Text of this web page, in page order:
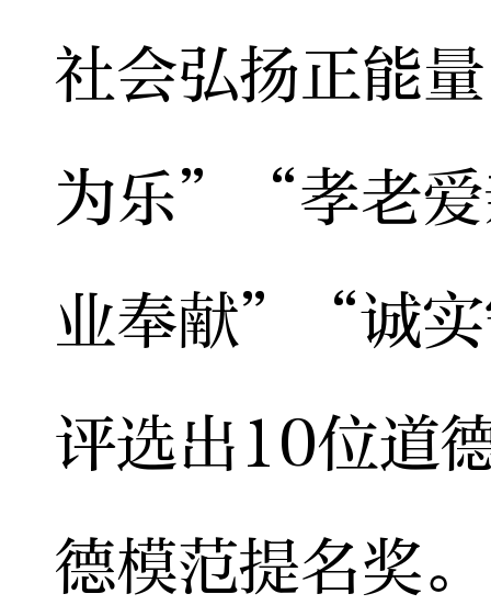
社会弘扬正能
为乐”“孝老
业奉献”“诚实
评选出10位道
德模范提名奖。